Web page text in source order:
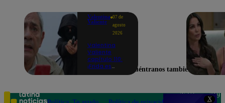
X
Valentina
Valiente
07 de
agosto
2026
Valentina
Valiente
capítulo 110:
¡Frida es
Encuéntranos también en
Teléfono: 219